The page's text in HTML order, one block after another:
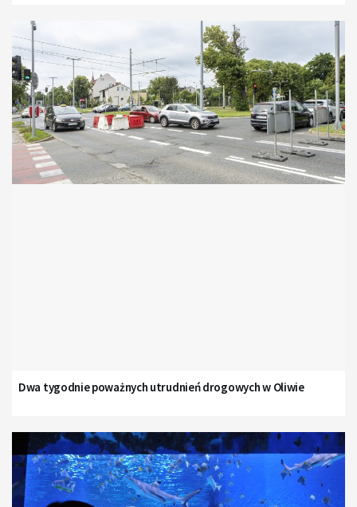
Dwa tygodnie poważnych utrudnień drogowych w Oliwie